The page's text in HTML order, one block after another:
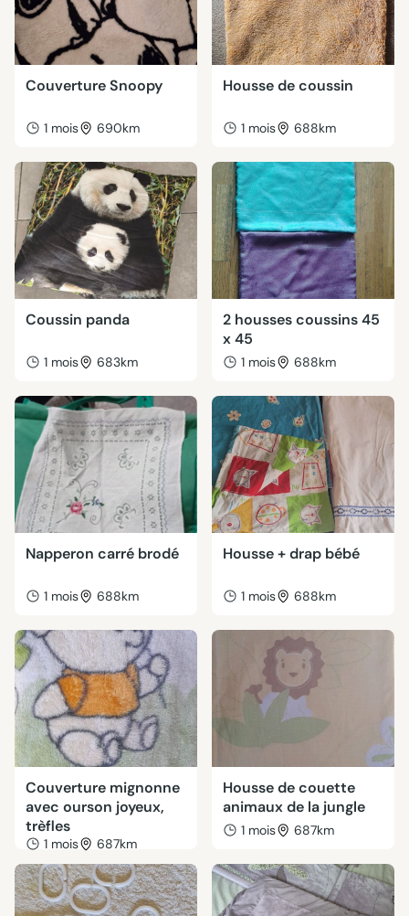
Couverture Snoopy
1 mois 690km
Housse de coussin
1 mois 688km
Coussin panda
1 mois 683km
2 housses coussins 45
x 45
1 mois 688km
Napperon carré brodé
1 mois 688km
Housse + drap bébé
1 mois 688km
Couverture mignonne
avec ourson joyeux,
trèfles
1 mois 687km
Housse de couette
animaux de la jungle
1 mois 687km